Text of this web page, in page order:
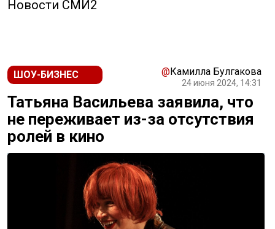
Новости СМИ2
ШОУ-БИЗНЕС @Камилла Булгакова
24 июня 2024, 14:31
Татьяна Васильева заявила, что
не переживает из-за отсутствия
ролей в кино